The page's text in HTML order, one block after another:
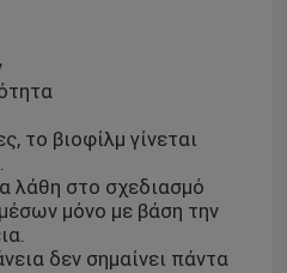
το βιοφίλμ γίνεται
λάθη στο σχεδιασμό
μόνο με βάση την
δεν σημαίνει πάντα